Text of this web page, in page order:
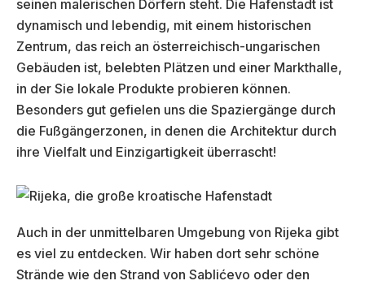
seinen malerischen Dörfern steht. Die Hafenstadt ist
dynamisch und lebendig, mit einem historischen
Zentrum, das reich an österreichisch-ungarischen
Gebäuden ist, belebten Plätzen und einer Markthalle,
in der Sie lokale Produkte probieren können.
Besonders gut gefielen uns die Spaziergänge durch
die Fußgängerzonen, in denen die Architektur durch
ihre Vielfalt und Einzigartigkeit überrascht!
Auch in der unmittelbaren Umgebung von Rijeka gibt
es viel zu entdecken. Wir haben dort sehr schöne
Strände wie den Strand von Sablićevo oder den